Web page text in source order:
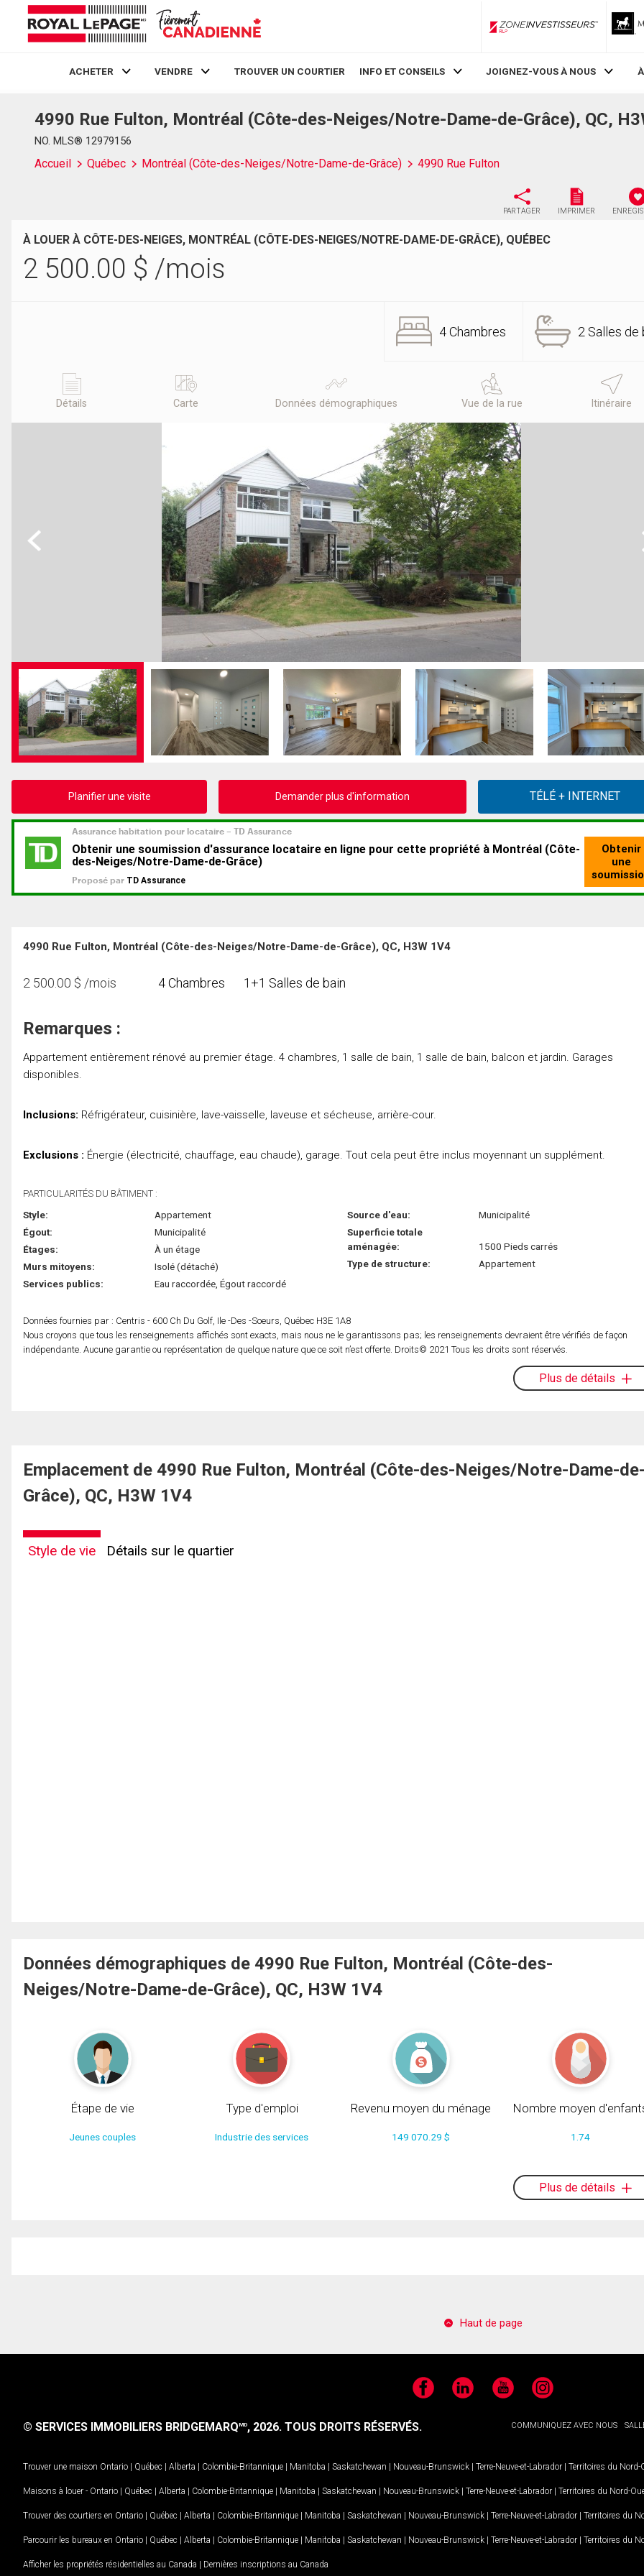
ZoneInvestisseurs RLP
ACHETER VENDRE TROUVER UN COURTIER INFO ET CONSEILS JOIGNEZ-VOUS À NOUS
4990 Rue Fulton, Montréal (Côte-des-Neiges/Notre-Dame-de-Grâce), QC,
NO. MLS® 12979156
Accueil Québec Montréal (Côte-des-Neiges/Notre-Dame-de-Grâce) 4990 Rue Fulton
PARTAGER IMPRIMER
À LOUER À CÔTE-DES-NEIGES, MONTRÉAL (CÔTE-DES-NEIGES/NOTRE-DAME-DE-GRÂCE), QUÉBEC
2 500.00 $ /mois
4 Chambres 2 Salles de
Détails Carte Données démographiques Vue de la rue Itinéraire
Previous
Planifier une visite Demander plus d'information
4990 Rue Fulton, Montréal (Côte-des-Neiges/Notre-Dame-de-Grâce), QC, H3W 1V4
2 500.00 $ /mois 4 Chambres 1+1 Salles de bain
Remarques :
Appartement entièrement rénové au premier étage. 4 chambres, 1 salle de bain, 1 salle de bain, balcon et jardin. Garages
disponibles.
Inclusions: Réfrigérateur, cuisinière, lave-vaisselle, laveuse et sécheuse, arrière-cour.
Exclusions : Énergie (électricité, chauffage, eau chaude), garage. Tout cela peut être inclus moyennant un supplément.
PARTICULARITÉS DU BÂTIMENT :
Style:
Appartement
Égout:
Municipalité
Étages:
À un étage
Murs mitoyens:
Isolé (détaché)
Services publics:
Eau raccordée, Égout raccordé
Source d'eau:
Municipalité
Superficie totale
aménagée:
1500 Pieds carrés
Type de structure:
Appartement
Données fournies par : Centris - 600 Ch Du Golf, Ile -Des -Soeurs, Québec H3E 1A8
Nous croyons que tous les renseignements affichés sont exacts, mais nous ne le garantissons pas; les renseignements devraient être vérifiés de façon
indépendante. Aucune garantie ou représentation de quelque nature que ce soit n’est offerte. Droits© 2021 Tous les droits sont réservés.
Plus de détails
Emplacement de 4990 Rue Fulton, Montréal (Côte-des-Neiges/Notre-Dame-
Grâce), QC, H3W 1V4
Style de vie Détails sur le quartier
Données démographiques de 4990 Rue Fulton, Montréal (Côte-des-
Neiges/Notre-Dame-de-Grâce), QC, H3W 1V4
Étape de vie
Jeunes couples
Type d'emploi
Industrie des services
Revenu moyen du ménage
149 070.29 $
Nombre moyen
1.74
Plus de détails
Haut de page
FacebookLinkedIn YouTubeInstagram
COMMUNIQUEZ AVEC NOUS
© SERVICES IMMOBILIERS BRIDGEMARQMD, 2026. TOUS DROITS RÉSERVÉS.
Trouver une maison Ontario Québec Alberta Colombie-Britannique Manitoba Saskatchewan Nouveau-Brunswick Terre-Neuve-et-Labrador Territoires du Nord-
Maisons à louer - Ontario Québec Alberta Colombie-Britannique Manitoba Saskatchewan Nouveau-Brunswick Terre-Neuve-et-Labrador Territoires du Nord-
Trouver des courtiers en Ontario Québec Alberta Colombie-Britannique Manitoba Saskatchewan Nouveau-Brunswick Terre-Neuve-et-Labrador Territoires du
Parcourir les bureaux en Ontario Québec Alberta Colombie-Britannique Manitoba Saskatchewan Nouveau-Brunswick Terre-Neuve-et-Labrador Territoires du
Afficher les propriétés résidentielles au Canada Dernières inscriptions au Canada